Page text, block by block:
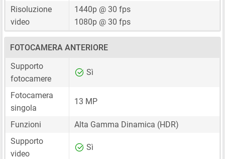
Risoluzione
video
1440p @ 30 fps
1080p @ 30 fps
FOTOCAMERA ANTERIORE
Supporto
fotocamere
Sì
Fotocamera
singola
13 MP
Funzioni
Alta Gamma Dinamica (HDR)
Supporto
video
Sì